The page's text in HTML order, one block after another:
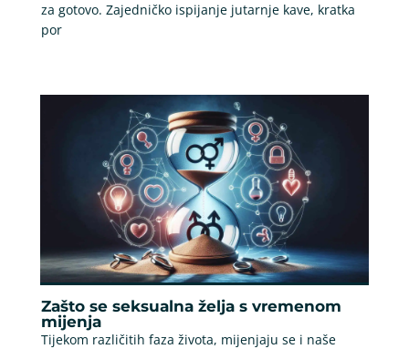
za gotovo. Zajedničko ispijanje jutarnje kave, kratka
por
Zašto se seksualna želja s vremenom
mijenja
Tijekom različitih faza života, mijenjaju se i naše